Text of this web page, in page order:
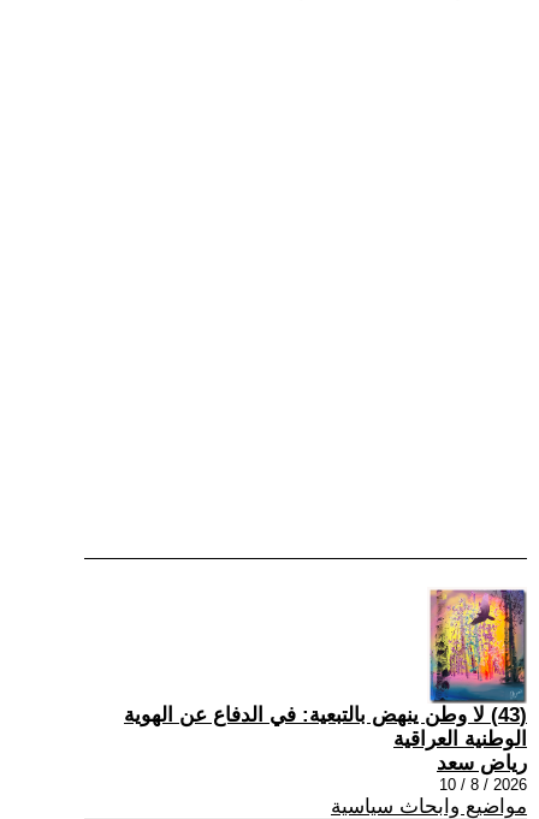
(43) لا وطن ينهض بالتبعية: في الدفاع عن الهوية
الوطنية العراقية
رياض سعد
2026 / 8 / 10
مواضيع وابحاث سياسية